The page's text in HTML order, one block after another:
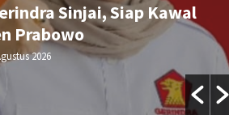
Sinjai, Siap Kawal
Prabowo
2026